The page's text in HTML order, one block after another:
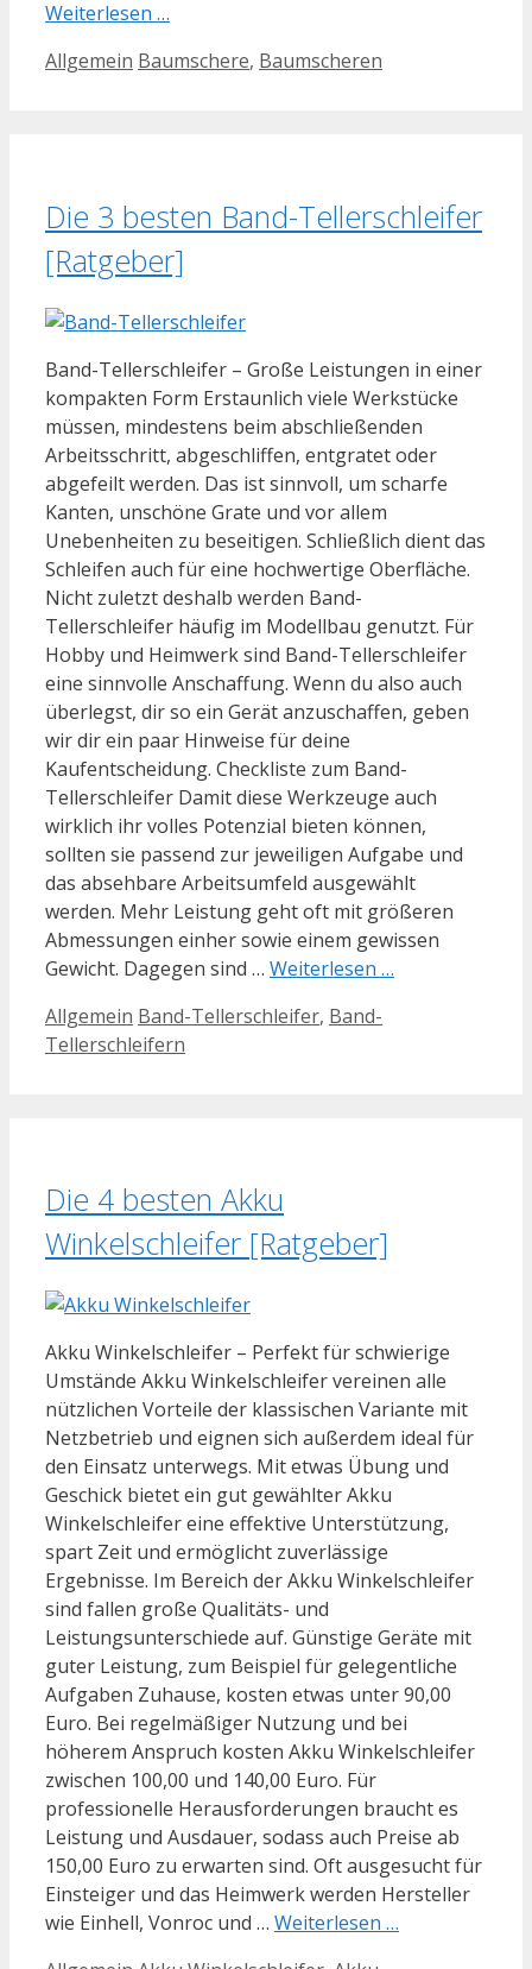
Weiterlesen …
Kategorien
Allgemein Schlagwörter
Baumschere, Baumscheren
Die 3 besten Band-Tellerschleifer
[Ratgeber]
Band-Tellerschleifer – Große Leistungen in einer
kompakten Form Erstaunlich viele Werkstücke
müssen, mindestens beim abschließenden
Arbeitsschritt, abgeschliffen, entgratet oder
abgefeilt werden. Das ist sinnvoll, um scharfe
Kanten, unschöne Grate und vor allem
Unebenheiten zu beseitigen. Schließlich dient das
Schleifen auch für eine hochwertige Oberfläche.
Nicht zuletzt deshalb werden Band-
Tellerschleifer häufig im Modellbau genutzt. Für
Hobby und Heimwerk sind Band-Tellerschleifer
eine sinnvolle Anschaffung. Wenn du also auch
überlegst, dir so ein Gerät anzuschaffen, geben
wir dir ein paar Hinweise für deine
Kaufentscheidung. Checkliste zum Band-
Tellerschleifer Damit diese Werkzeuge auch
wirklich ihr volles Potenzial bieten können,
sollten sie passend zur jeweiligen Aufgabe und
das absehbare Arbeitsumfeld ausgewählt
werden. Mehr Leistung geht oft mit größeren
Abmessungen einher sowie einem gewissen
Gewicht. Dagegen sind … Weiterlesen …
Kategorien
Allgemein Schlagwörter
Band-Tellerschleifer, Band-
Tellerschleifern
Die 4 besten Akku
Winkelschleifer [Ratgeber]
Akku Winkelschleifer – Perfekt für schwierige
Umstände Akku Winkelschleifer vereinen alle
nützlichen Vorteile der klassischen Variante mit
Netzbetrieb und eignen sich außerdem ideal für
den Einsatz unterwegs. Mit etwas Übung und
Geschick bietet ein gut gewählter Akku
Winkelschleifer eine effektive Unterstützung,
spart Zeit und ermöglicht zuverlässige
Ergebnisse. Im Bereich der Akku Winkelschleifer
sind fallen große Qualitäts- und
Leistungsunterschiede auf. Günstige Geräte mit
guter Leistung, zum Beispiel für gelegentliche
Aufgaben Zuhause, kosten etwas unter 90,00
Euro. Bei regelmäßiger Nutzung und bei
höherem Anspruch kosten Akku Winkelschleifer
zwischen 100,00 und 140,00 Euro. Für
professionelle Herausforderungen braucht es
Leistung und Ausdauer, sodass auch Preise ab
150,00 Euro zu erwarten sind. Oft ausgesucht für
Einsteiger und das Heimwerk werden Hersteller
wie Einhell, Vonroc und … Weiterlesen …